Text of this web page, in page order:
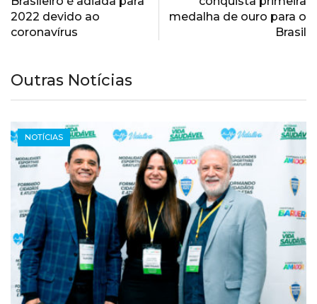
2022 devido ao
coronavírus
medalha de ouro para o
Brasil
Outras Notícias
NOTÍCIAS